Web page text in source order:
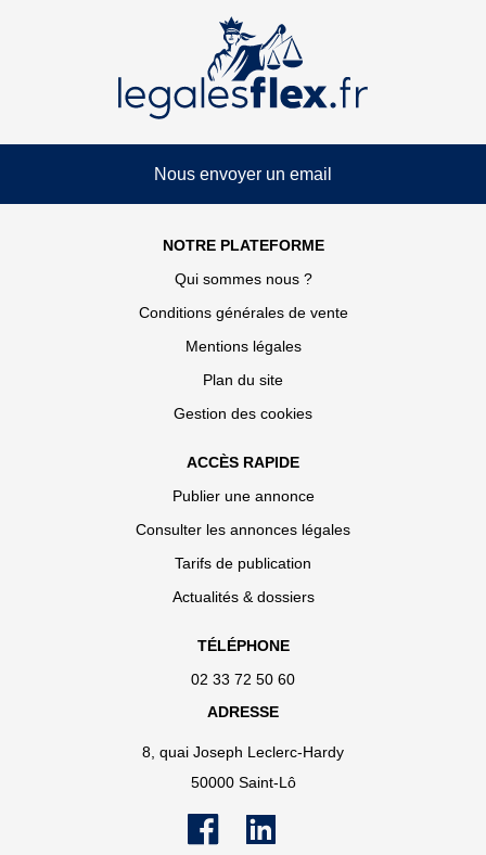
Nous envoyer un email
NOTRE PLATEFORME
Qui sommes nous ?
Conditions générales de vente
Mentions légales
Plan du site
Gestion des cookies
ACCÈS RAPIDE
Publier une annonce
Consulter les annonces légales
Tarifs de publication
Actualités & dossiers
TÉLÉPHONE
02 33 72 50 60
ADRESSE
8, quai Joseph Leclerc-Hardy
50000 Saint-Lô